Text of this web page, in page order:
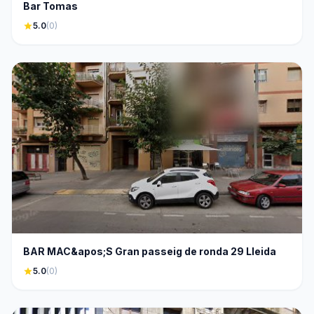
Bar Tomas
star5.0(0)
BAR MAC&apos;S Gran passeig de ronda 29 Lleida
star5.0(0)